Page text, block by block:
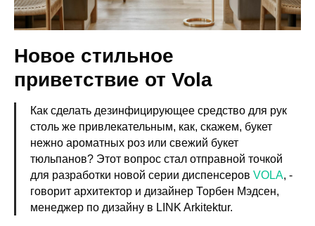
Новое стильное
приветствие от Vola
Как сделать дезинфицирующее средство для рук
столь же привлекательным, как, скажем, букет
нежно ароматных роз или свежий букет
тюльпанов? Этот вопрос стал отправной точкой
для разработки новой серии диспенсеров VOLA, -
говорит архитектор и дизайнер Торбен Мэдсен,
менеджер по дизайну в LINK Arkitektur.